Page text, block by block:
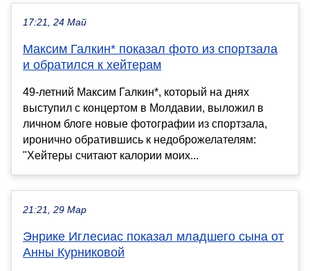
17:21, 24 Май
Максим Галкин* показал фото из спортзала
и обратился к хейтерам
49-летний Максим Галкин*, который на днях
выступил с концертом в Молдавии, выложил в
личном блоге новые фотографии из спортзала,
иронично обратившись к недоброжелателям:
"Хейтеры считают калории моих...
21:21, 29 Мар
Энрике Иглесиас показал младшего сына от
Анны Курниковой